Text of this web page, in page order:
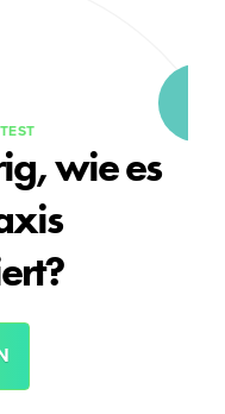
wie es